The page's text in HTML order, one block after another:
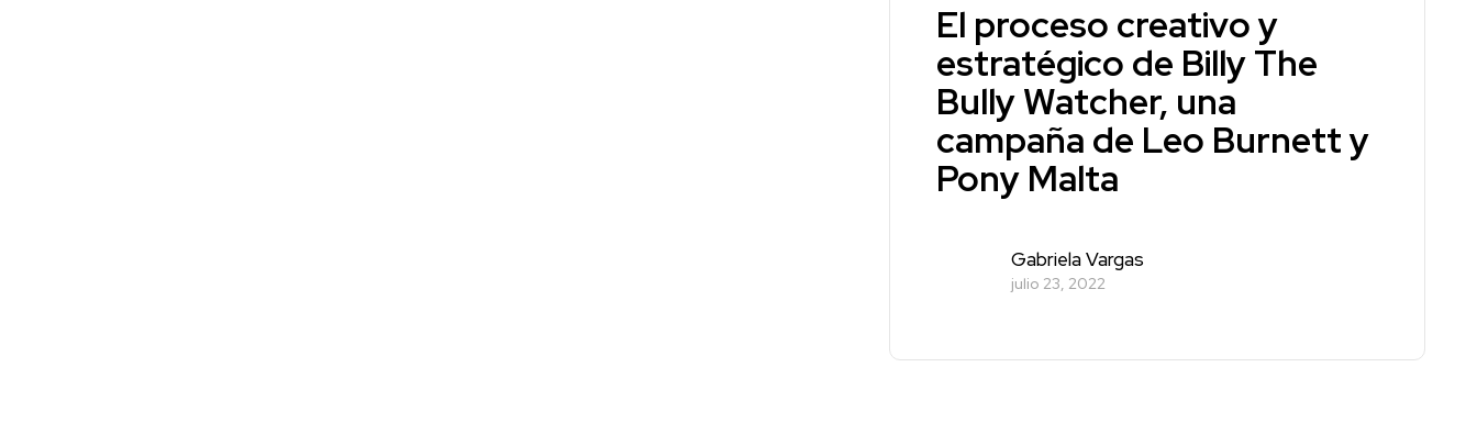
El proceso creativo y
estratégico de Billy The
Bully Watcher, una
campaña de Leo Burnett y
Pony Malta
Gabriela Vargas
julio 23, 2022